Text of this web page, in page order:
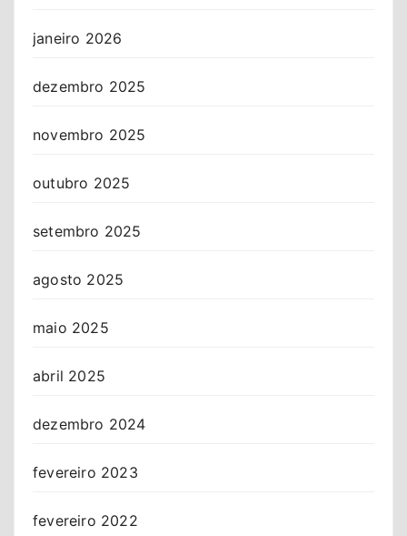
janeiro 2026
dezembro 2025
novembro 2025
outubro 2025
setembro 2025
agosto 2025
maio 2025
abril 2025
dezembro 2024
fevereiro 2023
fevereiro 2022